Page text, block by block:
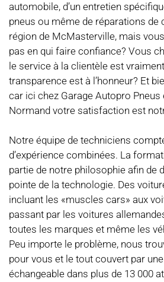
automobile, d’un entretien
pneus ou même de réparations de
région de McMasterville, mais
pas en qui faire confiance? Vous
le service à la clientèle est
transparence est à l’honneur? Et
car ici chez Garage Autopro Pneus
Normand votre satisfaction est
Notre équipe de techniciens
d’expérience combinées. La
partie de notre philosophie afin de
pointe de la technologie. Des
incluant les «muscles cars» aux
passant par les voitures
toutes les marques et même les
Peu importe le problème, nous
pour vous et le tout couvert par
échangeable dans plus de 13 000